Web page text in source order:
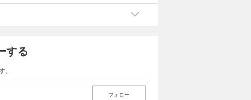
する
フォロー